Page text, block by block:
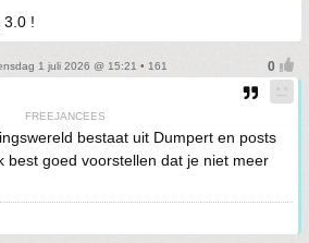
3.0 !
1 juli 2026 @ 15:21 • 161
FREEJANCEES
bestaat uit Dumpert en posts
best goed voorstellen dat je niet meer